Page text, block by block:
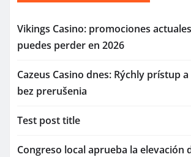
Vikings Casino: promociones
puedes perder en 2026
Cazeus Casino dnes: Rýchly prístup
bez prerušenia
Test post title
Congreso local aprueba la elevación